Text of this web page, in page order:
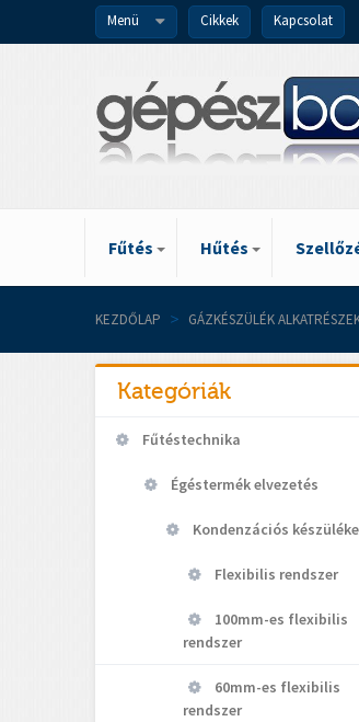
Menü Cikkek Kapcsolat
Fűtés Hűtés
KEZDŐLAP > GÁZKÉSZÜLÉK
Kategóriák
Fűtéstechnika
Égéstermék elvezetés
Kondenzációs
Flexibilis rendszer
100mm-es flexibilis
rendszer
60mm-es flexibilis
rendszer